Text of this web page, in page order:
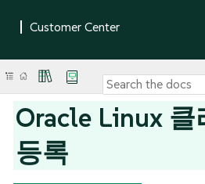
Oracle Linux
등록